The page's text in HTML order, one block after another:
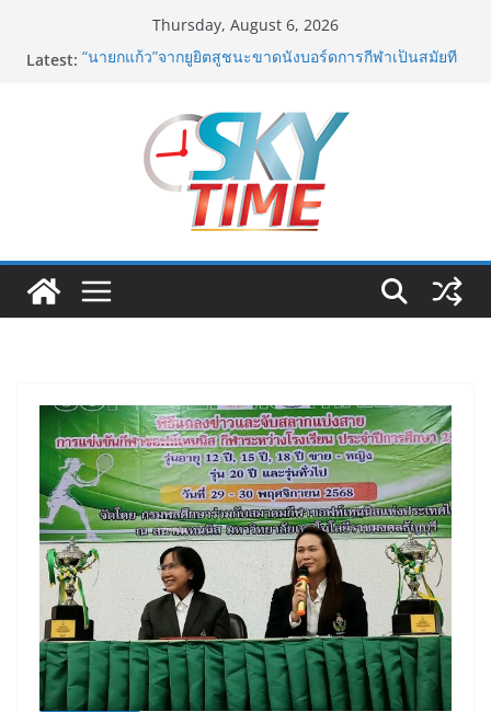
Thursday, August 6, 2026
Latest: “นายกแก้ว”จากยูยิตสูชนะขาดนั่งบอร์ดการกีฬาเป็นสมัยที่
บทเพลงรณรงค์เครือข่ายลดเค็ม ชื่อเพลง “ด้วยความห่วง
ฟุตซอลไทย เสมอ เวียดนาม 3-3 ลุ้นคว้าแชมป์คอนติเน
นทัล 2026 นัดสุดท้าย
มูลนิธิกองทุนนิยมไทย จับมือ กระทรวงวัฒนธรรม แถลง
เปิดตัวโครงการ ประกวดอัตลักษณ์อาหารภูมิภาค “รสถิ่น
ไทย” เฟ้นหาเมนูต้นตำรับ 4 ภูมิภาค ดัน Soft Power สู่
ระดับโลก
อดีตแข้งดังทีมชาติ ยุคบุกเบิก “วัดสุทธิฯ”รวมพลงาน “สิงห์
สะพานปลา” คืนถิ่น 8 ส.ค.นี้